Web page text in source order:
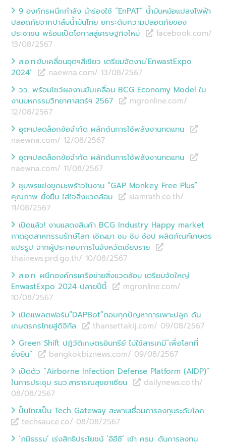
9 องค์กรผนึกกำลัง นำร่องใช้ “EnPAT” น้ำมันหม้อแปลงไฟฟ้า
ปลอดภัยจากปาล์มน้ำมันไทย ยกระดับความปลอดภัยของ
ประชาชน พร้อมเปิดโอกาสสู่เศรษฐกิจใหม่
facebook.com/
13/08/2567
ส.อ.ท.ขับเคลื่อนอุตฯสีเขียว เตรียมจัดงาน‘EnwastExpo
2024’
naewna.com/ 13/08/2567
วว. พร้อมโชว์ผลงานขับเคลื่อน BCG Economy Model ใน
งานมหกรรมวิทยาศาสตร์ฯ 2567
mgronline.com/
12/08/2567
อุตฯปลดล็อกข้อจำกัด ผลักดันการใช้พลังงานทดแทน
naewna.com/ 12/08/2567
อุตฯปลดล็อกข้อจำกัด ผลักดันการใช้พลังงานทดแทน
naewna.com/ 11/08/2567
ชุมพรแข่งขูดมะพร้าวในงาน “GAP Monkey Free Plus”
คุณภาพ ยั่งยืน ใส่ใจสิ่งแวดล้อม
siamrath.co.th/
11/08/2567
เปิดแล้ว! งานแสดงสินค้า BCG Industry Happy market
กาดอุตสาหกรรมรักษ์โลก เชิญมา ชม ชิม ช้อป ผลิตภัณฑ์เกษตร
แปรรูป จากผู้ประกอบการในจังหวัดเชียงราย
thainews.prd.go.th/ 10/08/2567
ส.อ.ท. ผนึกองค์กรเครือข่ายสิ่งแวดล้อม เตรียมจัดใหญ่
EnwastExpo 2024 ปลายปีนี้
mgronline.com/
10/08/2567
เปิดแพลตฟอร์ม“DAPBot”ตอบทุกปัญหาการเพาะปลูก ดัน
เกษตรกรไทยสู่ดิจิทัล
thansettakij.com/ 09/08/2567
Green Shift ปฏิวัติเกษตรอินทรีย์ ไม่ใช้สารเคมี“เพื่อโลกที่
ยั่งยืน”
bangkokbiznews.com/ 09/08/2567
เปิดตัว “Airborne Infection Defense Platform (AIDP)”
ในการประชุม รมว.สาธารณสุขอาเซียน
dailynews.co.th/
08/08/2567
ปั้นไทยเป็น Tech Gateway สะพานเชื่อมการลงทุนระดับโลก
techsauce.co/ 08/08/2567
‘ภูมิธรรม’ เร่งสิทธิประโยชน์ ‘อีอีซี’ เข้า ครม. ดันการลงทุน